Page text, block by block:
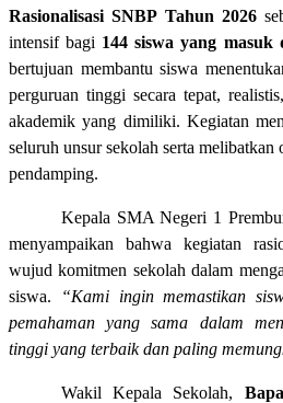
Rasionalisasi SNBP Tahun 2026
intensif bagi 144 siswa yang masuk
bertujuan membantu siswa
perguruan tinggi secara tepat,
akademik yang dimiliki. Kegiatan
seluruh unsur sekolah serta melibatkan
pendamping.
Kepala SMA Negeri 1
menyampaikan bahwa kegiatan
wujud komitmen sekolah dalam
siswa.
“Kami ingin memastikan
pemahaman yang sama dalam
tinggi yang terbaik dan paling
Wakil Kepala Sekolah,